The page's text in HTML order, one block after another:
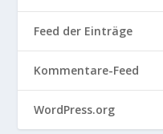
Feed der Einträge
Kommentare-Feed
WordPress.org